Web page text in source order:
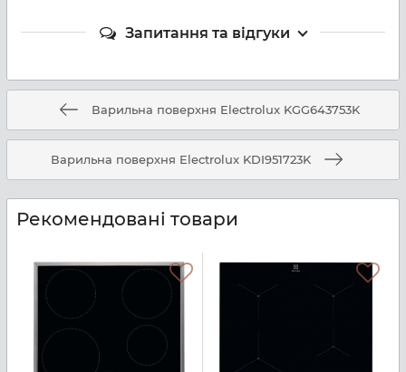
Запитання та відгуки
Варильна поверхня Electrolux KGG643753K
Варильна поверхня Electrolux KDI951723K
Рекомендовані товари